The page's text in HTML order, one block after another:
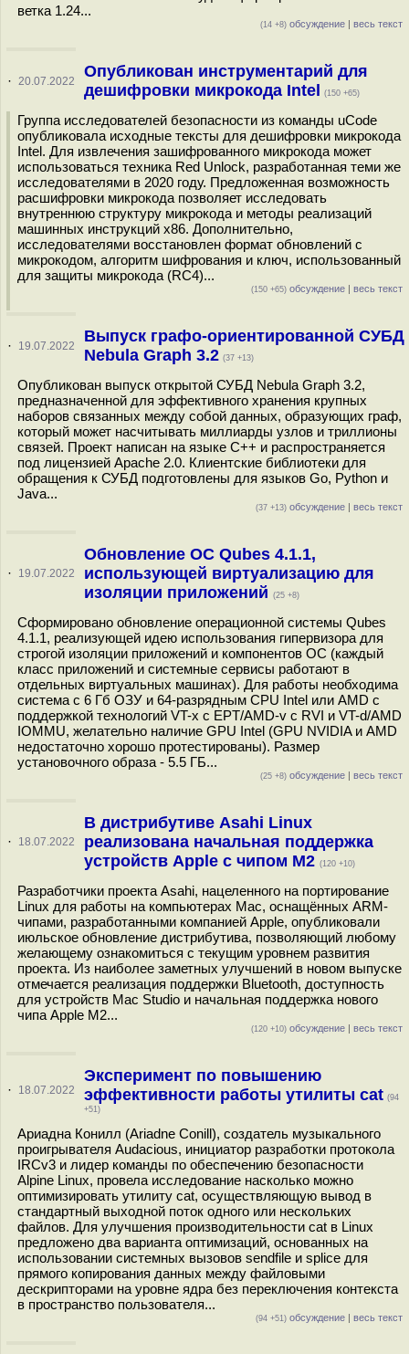
ветка 1.24...
(14 +8) обсуждение | весь текст
· 20.07.2022
Опубликован инструментарий для
дешифровки микрокода Intel
(150 +65)
Группа исследователей безопасности из команды uCode
опубликовала исходные тексты для дешифровки микрокода
Intel. Для извлечения зашифрованного микрокода может
использоваться техника Red Unlock, разработанная теми же
исследователями в 2020 году. Предложенная возможность
расшифровки микрокода позволяет исследовать
внутреннюю структуру микрокода и методы реализаций
машинных инструкций x86. Дополнительно,
исследователями восстановлен формат обновлений с
микрокодом, алгоритм шифрования и ключ, использованный
для защиты микрокода (RC4)...
(150 +65) обсуждение | весь текст
· 19.07.2022
Выпуск графо-ориентированной СУБД
Nebula Graph 3.2 (37 +13)
Опубликован выпуск открытой СУБД Nebula Graph 3.2,
предназначенной для эффективного хранения крупных
наборов связанных между собой данных, образующих граф,
который может насчитывать миллиарды узлов и триллионы
связей. Проект написан на языке С++ и распространяется
под лицензией Apache 2.0. Клиентские библиотеки для
обращения к СУБД подготовлены для языков Go, Python и
Java...
(37 +13) обсуждение | весь текст
· 19.07.2022
Обновление ОС Qubes 4.1.1,
использующей виртуализацию для
изоляции приложений (25 +8)
Сформировано обновление операционной системы Qubes
4.1.1, реализующей идею использования гипервизора для
строгой изоляции приложений и компонентов ОС (каждый
класс приложений и системные сервисы работают в
отдельных виртуальных машинах). Для работы необходима
система с 6 Гб ОЗУ и 64-разрядным CPU Intel или AMD с
поддержкой технологий VT-x c EPT/AMD-v c RVI и VT-d/AMD
IOMMU, желательно наличие GPU Intel (GPU NVIDIA и AMD
недостаточно хорошо протестированы). Размер
установочного образа - 5.5 ГБ...
(25 +8) обсуждение | весь текст
· 18.07.2022
В дистрибутиве Asahi Linux
реализована начальная поддержка
устройств Apple с чипом M2 (120 +10)
Разработчики проекта Asahi, нацеленного на портирование
Linux для работы на компьютерах Mac, оснащённых ARM-
чипами, разработанными компанией Apple, опубликовали
июльское обновление дистрибутива, позволяющий любому
желающему ознакомиться с текущим уровнем развития
проекта. Из наиболее заметных улучшений в новом выпуске
отмечается реализация поддержки Bluetooth, доступность
для устройств Mac Studio и начальная поддержка нового
чипа Apple M2...
(120 +10) обсуждение | весь текст
· 18.07.2022
Эксперимент по повышению
эффективности работы утилиты cat (94
+51)
Ариадна Конилл (Ariadne Conill), создатель музыкального
проигрывателя Audacious, инициатор разработки протокола
IRCv3 и лидер команды по обеспечению безопасности
Alpine Linux, провела исследование насколько можно
оптимизировать утилиту cat, осуществляющую вывод в
стандартный выходной поток одного или нескольких
файлов. Для улучшения производительности cat в Linux
предложено два варианта оптимизаций, основанных на
использовании системных вызовов sendfile и splice для
прямого копирования данных между файловыми
дескрипторами на уровне ядра без переключения контекста
в пространство пользователя...
(94 +51) обсуждение | весь текст